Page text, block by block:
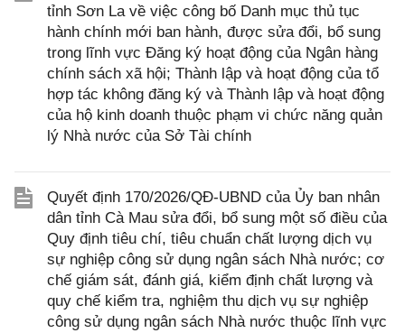
tỉnh Sơn La về việc công bố Danh mục thủ tục
hành chính mới ban hành, được sửa đổi, bổ sung
trong lĩnh vực Đăng ký hoạt động của Ngân hàng
chính sách xã hội; Thành lập và hoạt động của tổ
hợp tác không đăng ký và Thành lập và hoạt động
của hộ kinh doanh thuộc phạm vi chức năng quản
lý Nhà nước của Sở Tài chính
Quyết định 170/2026/QĐ-UBND của Ủy ban nhân
dân tỉnh Cà Mau sửa đổi, bổ sung một số điều của
Quy định tiêu chí, tiêu chuẩn chất lượng dịch vụ
sự nghiệp công sử dụng ngân sách Nhà nước; cơ
chế giám sát, đánh giá, kiểm định chất lượng và
quy chế kiểm tra, nghiệm thu dịch vụ sự nghiệp
công sử dụng ngân sách Nhà nước thuộc lĩnh vực